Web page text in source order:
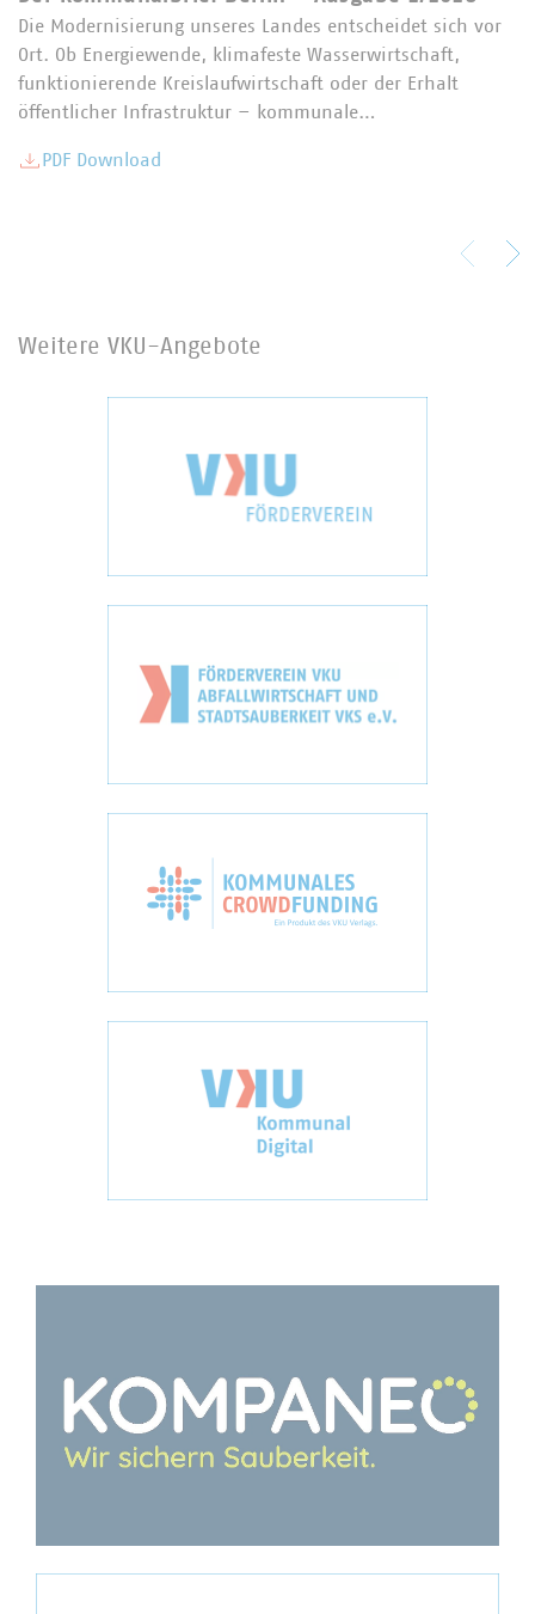
Die Modernisierung unseres Landes entscheidet sich vor
Ort. Ob Energiewende, klimafeste Wasserwirtschaft,
funktionierende Kreislaufwirtschaft oder der Erhalt
öffentlicher Infrastruktur – kommunale…
PDF Download
Weitere VKU-Angebote